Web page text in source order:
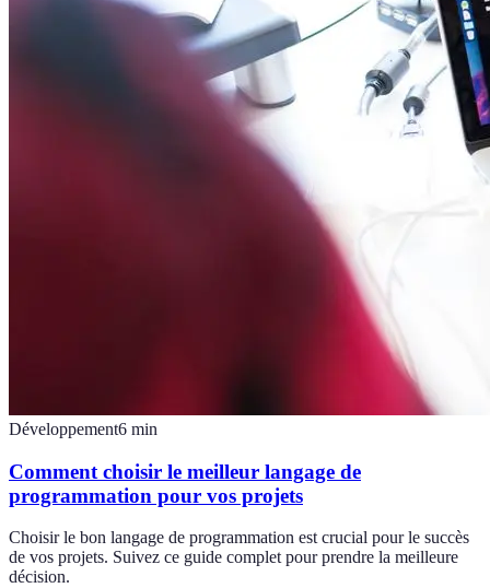
Développement6 min
Comment choisir le meilleur langage de
programmation pour vos projets
Choisir le bon langage de programmation est crucial pour le succès
de vos projets. Suivez ce guide complet pour prendre la meilleure
décision.